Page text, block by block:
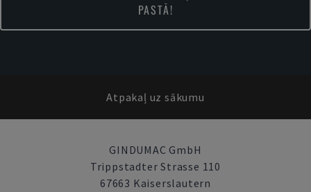
PASTĀ!
Atpakaļ uz sākumu
GINDUMAC GmbH
Trippstadter Strasse 110
67663 Kaiserslautern